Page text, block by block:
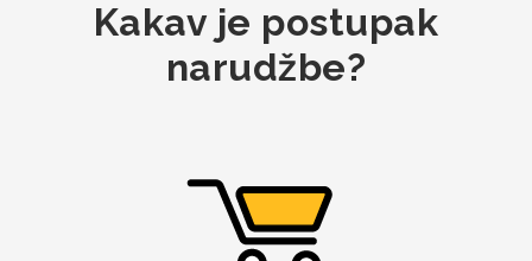
Kakav je postupak
narudžbe?